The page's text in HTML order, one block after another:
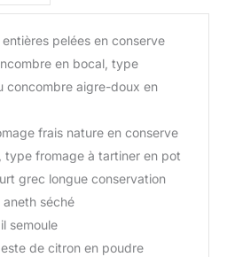
pelées en conserve
en bocal, type
concombre aigre-doux en
frais nature en conserve
type fromage à tartiner en pot
grec longue conservation
aneth séché
semoule
de citron en poudre